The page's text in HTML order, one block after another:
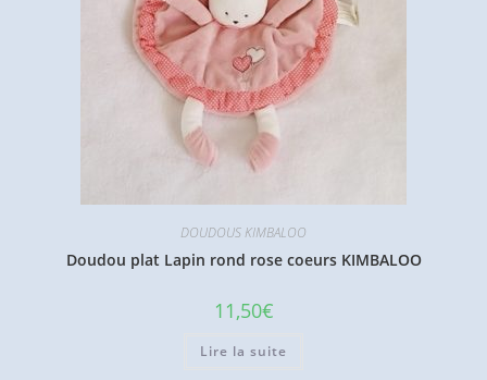
DOUDOUS KIMBALOO
Doudou plat Lapin rond rose coeurs KIMBALOO
11,50€
Lire la suite